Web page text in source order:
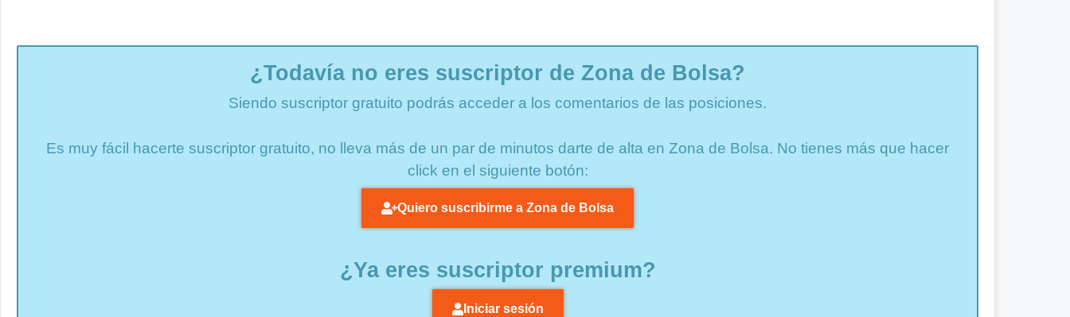
¿Todavía no eres suscriptor de Zona de Bolsa?
Siendo suscriptor gratuito podrás acceder a los comentarios de las posiciones.
Es muy fácil hacerte suscriptor gratuito, no lleva más de un par de minutos darte de alta en Zona de Bolsa. No tienes más que hacer
click en el siguiente botón:
Quiero suscribirme a Zona de Bolsa
¿Ya eres suscriptor premium?
Iniciar sesión